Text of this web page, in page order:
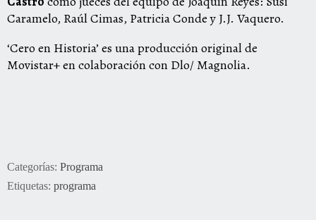
Caramelo, Raúl Cimas, Patricia Conde y J.J. Vaquero.
‘Cero en Historia’ es una producción original de
Movistar+ en colaboración con Dlo/ Magnolia.
Categorías: Programa
Etiquetas: programa